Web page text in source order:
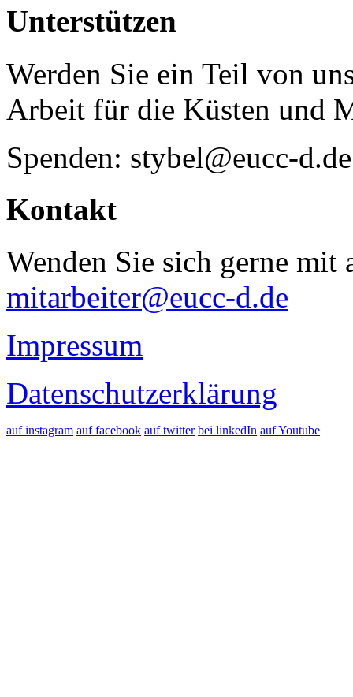
Unterstützen
Werden Sie ein Teil von
Arbeit für die Küsten und
Spenden: stybel@eucc-d.de
Kontakt
Wenden Sie sich gerne mit
mitarbeiter@eucc-d.de
Impressum
Datenschutzerklärung
auf instagram auf facebook auf twitter bei linkedIn auf Youtube